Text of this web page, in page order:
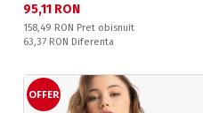
Текуща цена:
95,11 RON
Pret obisnuit:
158,49 RON Pret obisnuit
Спестявате:
63,37 RON Diferenta
OFFER